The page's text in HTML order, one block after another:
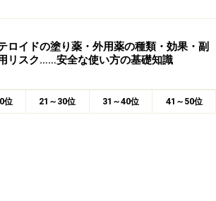
ロイドの塗り薬・外用薬の種類・効果・副
リスク……安全な使い方の基礎知識
位 21～30位 31～40位 41～50位